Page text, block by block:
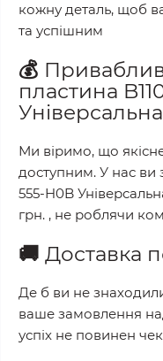
кожну деталь, щоб
та успішним
💰
пластина
Універсальна
Ми віримо, що
доступним. У нас ви
555-H0B
грн. , не роблячи
🚚 Доставка
Де б ви не
ваше замовлення
успіх не повинен